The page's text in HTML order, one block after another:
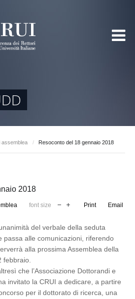
assemblea / Resoconto del 18 gennaio 2018
2018
font size Print Email
del verbale della seduta
passa alle comunicazioni, riferendo
alla prossima Assemblea della
febbraio.
che l’Associazione Dottorandi e
invitato la CRUI a dedicare, a partire
per il dottorato di ricerca, una